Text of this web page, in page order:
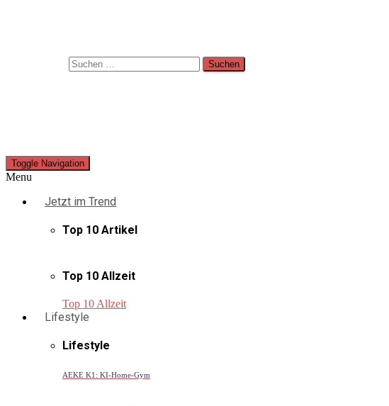
Toggle Navigation
Menu
Jetzt im Trend
Top 10 Artikel
Top 10 Allzeit
Top 10 Allzeit
Lifestyle
Lifestyle
AEKE K1: KI-Home-Gym